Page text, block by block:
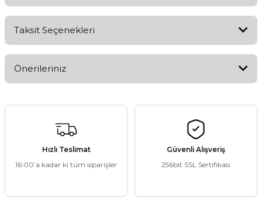
Yorum Yaz
Taksit Seçenekleri
Önerileriniz
Bu ürünün fiyat bilgisi, resim, ürün açıklamalarında ve diğer
konularda yetersiz gördüğünüz noktaları öneri formunu
kullanarak tarafımıza iletebilirsiniz.
Ürün resmi kalitesiz, bozuk veya görüntülenemiyor.
Hızlı Teslimat
16:00’a kadar ki tüm siparişler
Güvenli Alışveriş
256bit SSL Sertifikası